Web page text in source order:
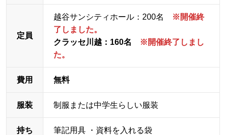
定員
越谷サンシティホール：200名
※開催終
了しました。
クラッセ川越：160名
※開催終了しまし
た。
費用 無料
服装 制服または中学生らしい服装
持ち
筆記用具 ・資料を入れる袋